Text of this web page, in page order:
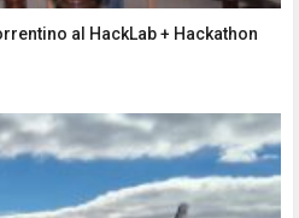
al HackLab + Hackathon